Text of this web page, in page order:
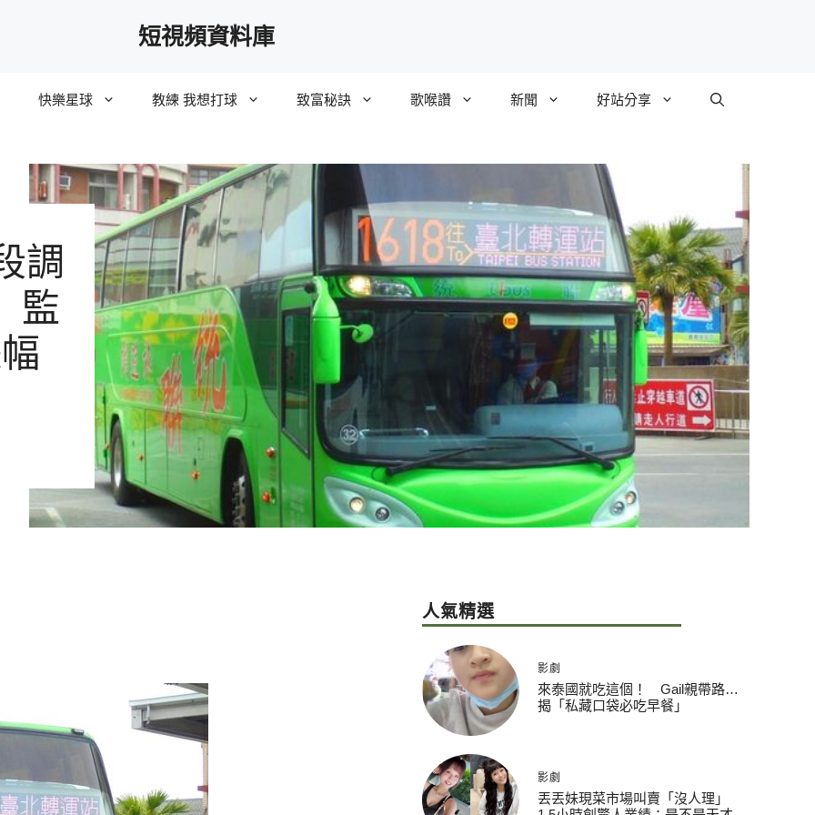
短視頻資料庫
快樂星球 教練 我想打球 致富秘訣 歌喉讚 新聞 好站分享
調
監
人氣精選
影劇
來泰國就吃這個！ Gail親帶路…
揭「私藏口袋必吃早餐」
影劇
丟丟妹現菜市場叫賣「沒人理」